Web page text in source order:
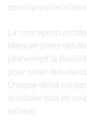
correspond
La conception
idées en plans
pleinement la
pour créer des
Chaque détail est
quotidien tout en
locales.